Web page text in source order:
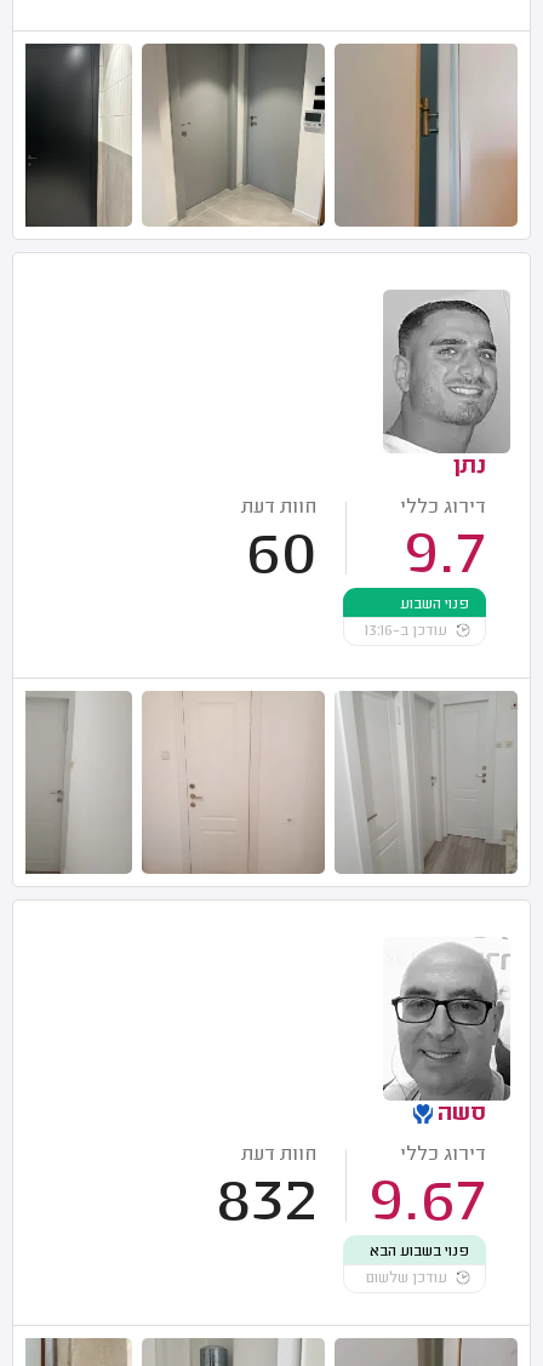
נתן
דירוג כללי
9.7
חוות דעת
60
פנוי השבוע
עודכן ב-13:16
סשה
דירוג כללי
9.67
חוות דעת
832
פנוי בשבוע הבא
עודכן שלשום